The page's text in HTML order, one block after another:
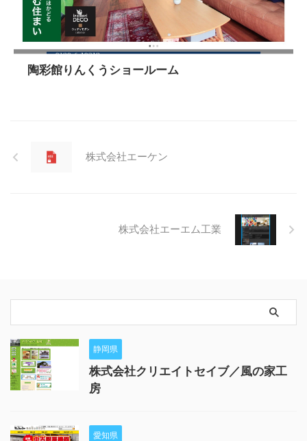
陶彩館りんくうショールーム
株式会社エーケン
株式会社エーエム工業
静岡県
株式会社クリエイトセイブ／風の家工
房
愛知県